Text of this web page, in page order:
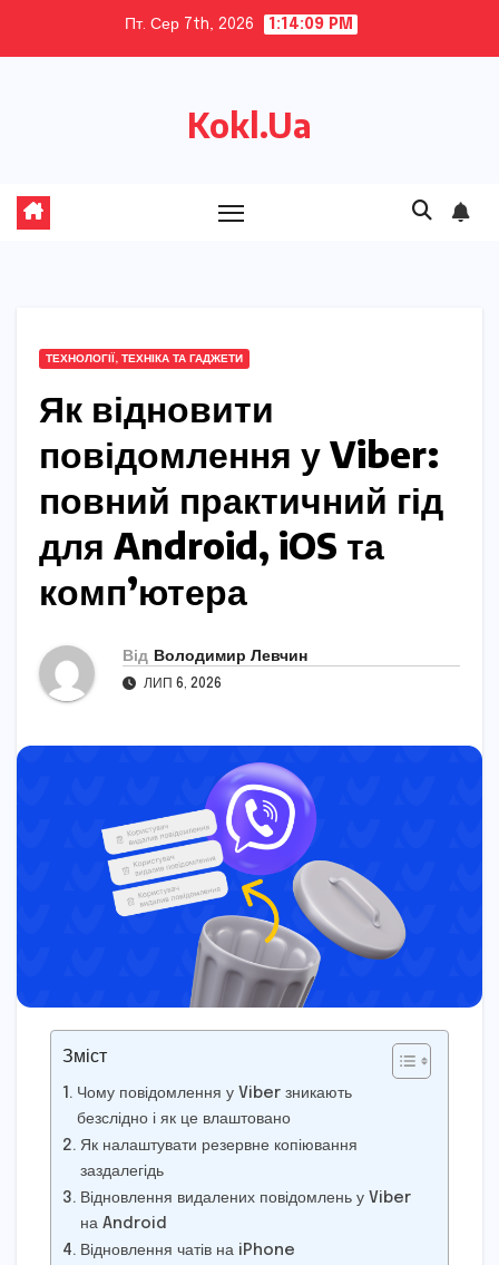
Пт. Сер 7th, 2026 1:14:11 PM
Kokl.Ua
ТЕХНОЛОГІЇ, ТЕХНІКА ТА ГАДЖЕТИ
Як відновити
повідомлення у Viber:
повний практичний гід
для Android, iOS та
комп’ютера
Від Володимир Левчин
ЛИП 6, 2026
Зміст
Чому повідомлення у Viber зникають
безслідно і як це влаштовано
Як налаштувати резервне копіювання
заздалегідь
Відновлення видалених повідомлень у Viber
на Android
Відновлення чатів на iPhone